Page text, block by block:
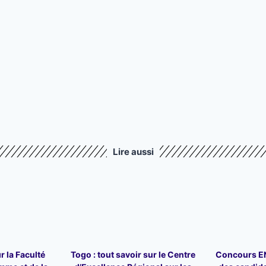
Lire aussi
la Faculté
Togo : tout savoir sur le Centre
Concours